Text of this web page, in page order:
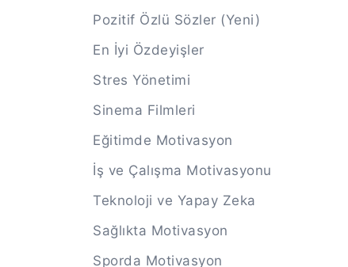
Pozitif Özlü Sözler (Yeni)
En İyi Özdeyişler
Stres Yönetimi
Sinema Filmleri
Eğitimde Motivasyon
İş ve Çalışma Motivasyonu
Teknoloji ve Yapay Zeka
Sağlıkta Motivasyon
Sporda Motivasyon